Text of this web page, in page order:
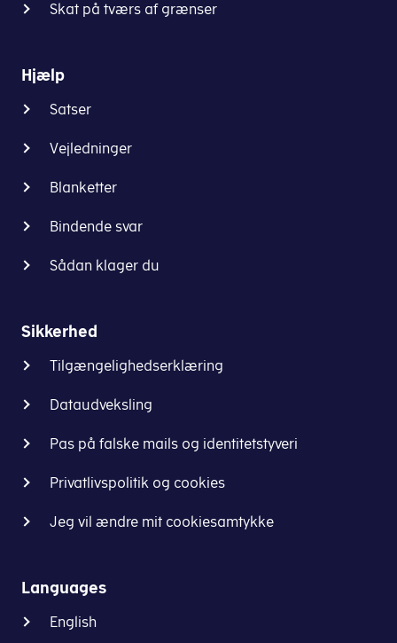
Skat på tværs af grænser
Hjælp
Satser
Vejledninger
Blanketter
Bindende svar
Sådan klager du
Sikkerhed
Tilgængelighedserklæring
Dataudveksling
Pas på falske mails og identitetstyveri
Privatlivspolitik og cookies
Jeg vil ændre mit cookiesamtykke
Languages
English